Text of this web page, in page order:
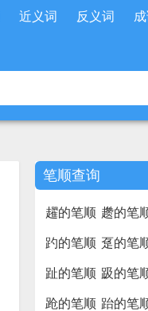
近义词 反义词
笔顺查询
趯的笔顺 趱的笔
趵的笔顺 趸的笔
趾的笔顺 趿的笔
跄的笔顺 跆的笔